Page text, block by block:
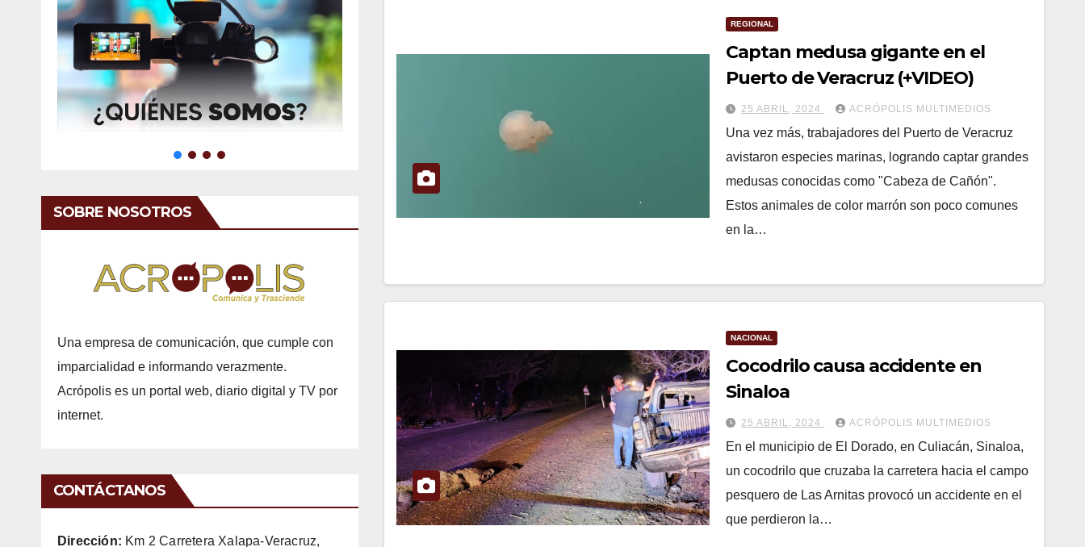
SOBRE NOSOTROS
Una empresa de comunicación, que cumple con
imparcialidad e informando verazmente.
Acrópolis es un portal web, diario digital y TV por
internet.
CONTÁCTANOS
Dirección: Km 2 Carretera Xalapa-Veracruz,
REGIONAL
Captan medusa gigante en el
Puerto de Veracruz (+VIDEO)
25 ABRIL, 2024 ACRÓPOLIS MULTIMEDIOS
Una vez más, trabajadores del Puerto de Veracruz
avistaron especies marinas, logrando captar grandes
medusas conocidas como "Cabeza de Cañón".
Estos animales de color marrón son poco comunes
en la…
NACIONAL
Cocodrilo causa accidente en
Sinaloa
25 ABRIL, 2024 ACRÓPOLIS MULTIMEDIOS
En el municipio de El Dorado, en Culiacán, Sinaloa,
un cocodrilo que cruzaba la carretera hacia el campo
pesquero de Las Arnitas provocó un accidente en el
que perdieron la…